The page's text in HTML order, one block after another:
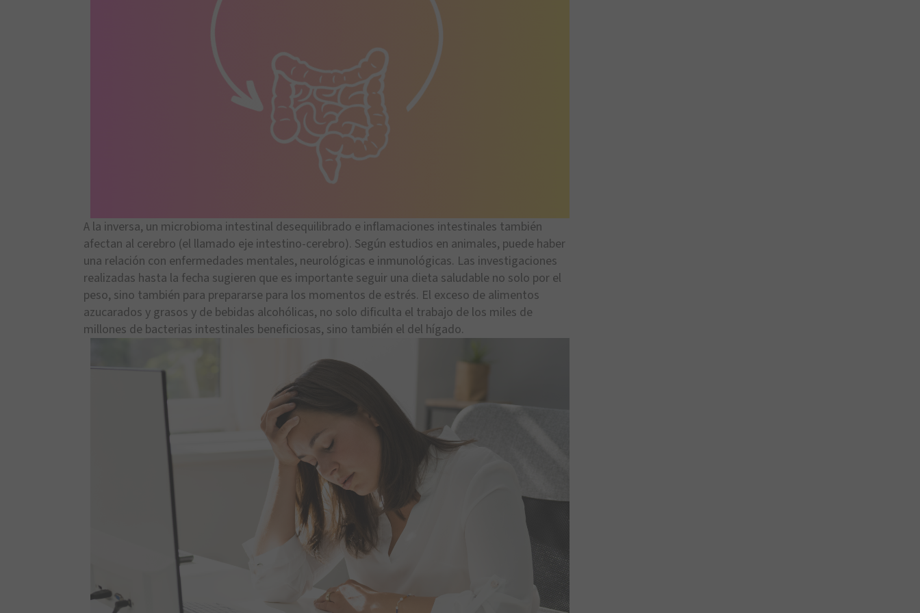
A la inversa, un microbioma intestinal desequilibrado e inflamaciones intestinales también
afectan al cerebro (el llamado eje intestino-cerebro). Según estudios en animales, puede haber
una relación con enfermedades mentales, neurológicas e inmunológicas. Las investigaciones
realizadas hasta la fecha sugieren que es importante seguir una dieta saludable no solo por el
peso, sino también para prepararse para los momentos de estrés. El exceso de alimentos
azucarados y grasos y de bebidas alcohólicas, no solo dificulta el trabajo de los miles de
millones de bacterias intestinales beneficiosas, sino también el del hígado.